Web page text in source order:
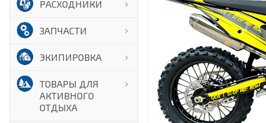
РАСХОДНИКИ
ЗАПЧАСТИ
ЭКИПИРОВКА
ТОВАРЫ ДЛЯ
АКТИВНОГО
ОТДЫХА